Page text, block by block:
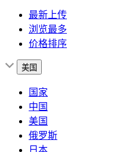
最新上传
浏览最多
价格排序
国家
中国
美国
俄罗斯